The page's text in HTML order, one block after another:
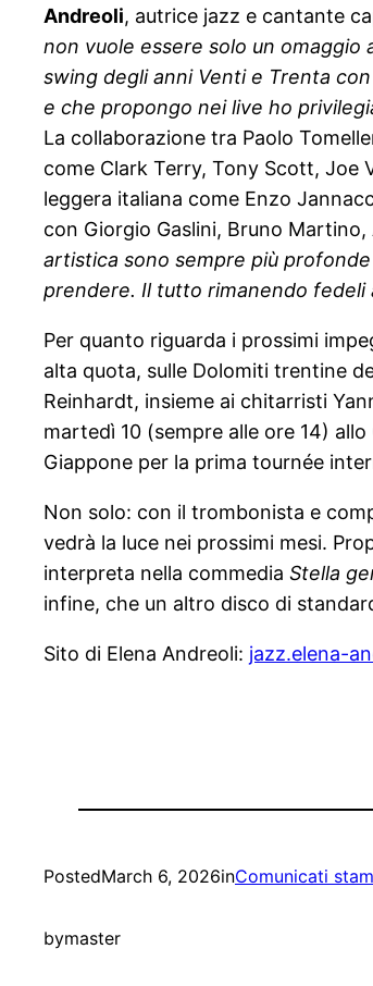
Andreoli, autrice jazz e cantante
non vuole essere solo un omaggio
swing degli anni Venti e Trenta
e che propongo nei live ho
La collaborazione tra Paolo
come Clark Terry, Tony Scott, Joe
leggera italiana come Enzo
con Giorgio Gaslini, Bruno
artistica sono sempre più profonde
prendere. Il tutto rimanendo fedeli
Per quanto riguarda i prossimi
alta quota, sulle Dolomiti trentine
Reinhardt, insieme ai chitarristi
martedì 10 (sempre alle ore 14)
Giappone per la prima tournée
Non solo: con il trombonista e
vedrà la luce nei prossimi mesi.
interpreta nella commedia Stella
infine, che un altro disco di
Sito di Elena Andreoli: jazz.elena-
PostedMarch 6, 2026inComunicati
bymaster